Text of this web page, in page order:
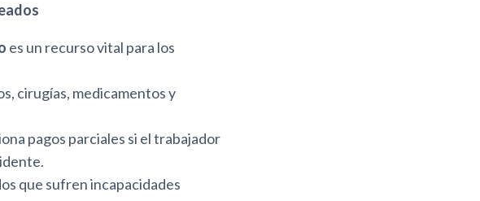
es un recurso vital para los
cirugías, medicamentos y
pagos parciales si el trabajador
que sufren incapacidades